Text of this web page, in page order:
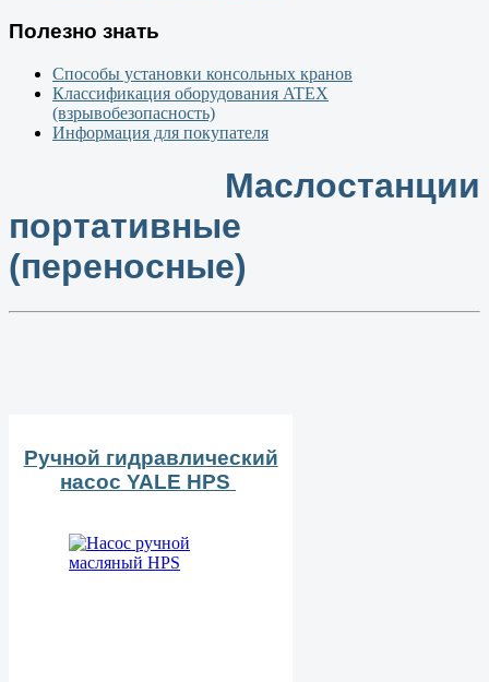
Полезно знать
Способы установки консольных кранов
Классификация оборудования ATEX
(взрывобезопасность)
Информация для покупателя
Маслостанции
портативные
(переносные)
Ручной гидравлический
насос YALE HPS